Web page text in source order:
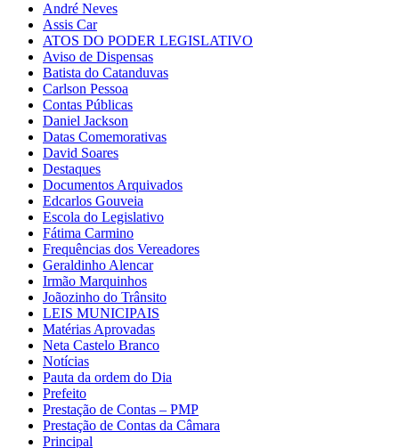
André Neves
Assis Car
ATOS DO PODER LEGISLATIVO
Aviso de Dispensas
Batista do Catanduvas
Carlson Pessoa
Contas Públicas
Daniel Jackson
Datas Comemorativas
David Soares
Destaques
Documentos Arquivados
Edcarlos Gouveia
Escola do Legislativo
Fátima Carmino
Frequências dos Vereadores
Geraldinho Alencar
Irmão Marquinhos
Joãozinho do Trânsito
LEIS MUNICIPAIS
Matérias Aprovadas
Neta Castelo Branco
Notícias
Pauta da ordem do Dia
Prefeito
Prestação de Contas – PMP
Prestação de Contas da Câmara
Principal